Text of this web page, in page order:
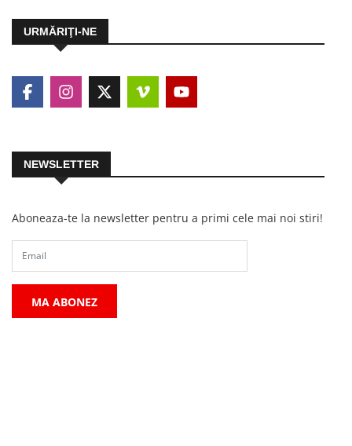
URMĂRIŢI-NE
NEWSLETTER
Aboneaza-te la newsletter pentru a primi cele mai noi stiri!
MA ABONEZ